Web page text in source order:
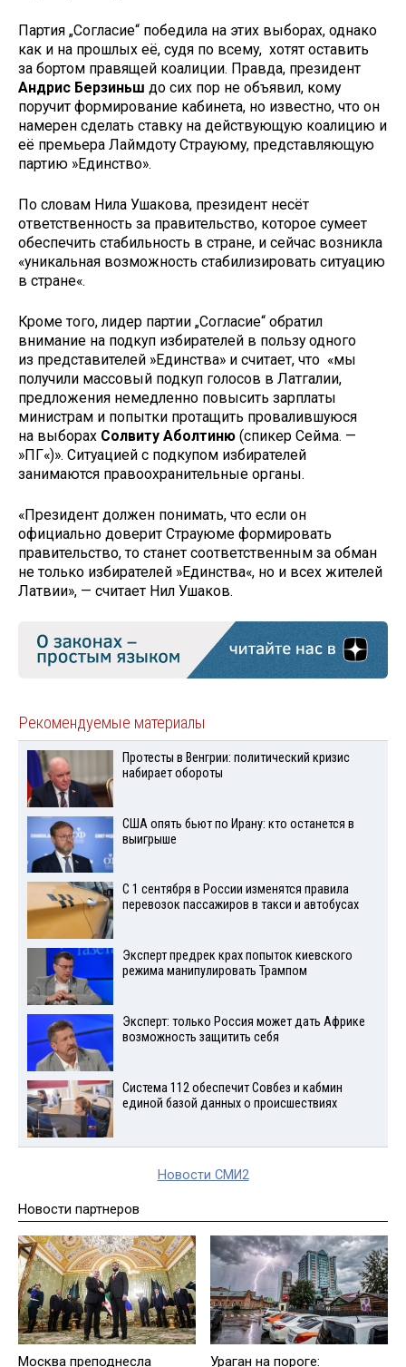
Партия „Согласие“ победила на этих выборах, однако
как и на прошлых её, судя по всему, хотят оставить
за бортом правящей коалиции. Правда, президент
Андрис Берзиньш до сих пор не объявил, кому
поручит формирование кабинета, но известно, что он
намерен сделать ставку на действующую коалицию и
её премьера Лаймдоту Страуюму, представляющую
партию »Единство».
По словам Нила Ушакова, президент несёт
ответственность за правительство, которое сумеет
обеспечить стабильность в стране, и сейчас возникла
«уникальная возможность стабилизировать ситуацию
в стране«.
Кроме того, лидер партии „Согласие“ обратил
внимание на подкуп избирателей в пользу одного
из представителей »Единства» и считает, что «мы
получили массовый подкуп голосов в Латгалии,
предложения немедленно повысить зарплаты
министрам и попытки протащить провалившуюся
на выборах Солвиту Аболтиню (спикер Сейма. —
»ПГ«)». Ситуацией с подкупом избирателей
занимаются правоохранительные органы.
«Президент должен понимать, что если он
официально доверит Страуюме формировать
правительство, то станет соответственным за обман
не только избирателей »Единства«, но и всех жителей
Латвии», — считает Нил Ушаков.
Рекомендуемые материалы
Протесты в Венгрии: политический кризис
набирает обороты
США опять бьют по Ирану: кто останется в
выигрыше
С 1 сентября в России изменятся правила
перевозок пассажиров в такси и автобусах
Эксперт предрек крах попыток киевского
режима манипулировать Трампом
Эксперт: только Россия может дать Африке
возможность защитить себя
Система 112 обеспечит Совбез и кабмин
единой базой данных о происшествиях
Новости СМИ2
Новости партнеров
Москва преподнесла Ураган на пороге: